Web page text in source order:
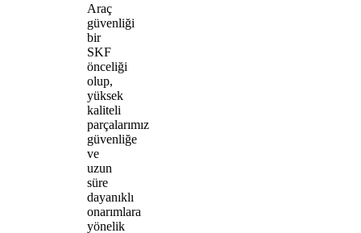
Araç
güvenliği
bir
SKF
önceliği
olup,
yüksek
kaliteli
parçalarımız
güvenliğe
ve
uzun
süre
dayanıklı
onarımlara
yönelik